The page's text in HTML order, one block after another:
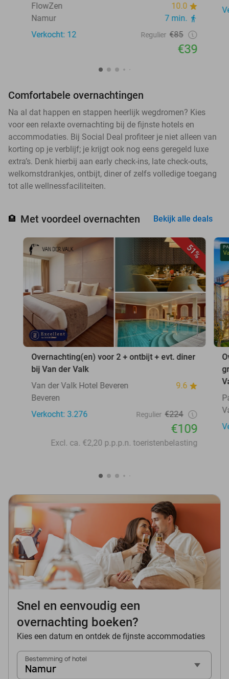
FlowZen
10.0
Namur
7 min.
Verkocht: 12
Regulier €85
€39
Comfortabele overnachtingen
Na al dat happen en stappen heerlijk wegdromen? Kies
voor een relaxte overnachting bij de fijnste hotels en
accommodaties. Bij Social Deal profiteer je niet alleen van
korting op je verblijf; je krijgt ook nog eens geregeld luxe
extra’s. Denk hierbij aan early check-ins, late check-outs,
welkomstdrankjes, ontbijt, diner of zelfs volledige toegang
tot alle wellnessfaciliteiten.
🏨 Met voordeel overnachten Bekijk alle deals
51%
Overnachting(en) voor 2 + ontbijt + evt. diner
bij Van der Valk
Van der Valk Hotel Beveren
9.6
Beveren
Verkocht: 3.276
Regulier €224
€109
Excl. ca. €2,20 p.p.p.n. toeristenbelasting
Snel en eenvoudig een
overnachting boeken?
Kies een datum en ontdek de fijnste accommodaties
Bestemming of hotel
Namur